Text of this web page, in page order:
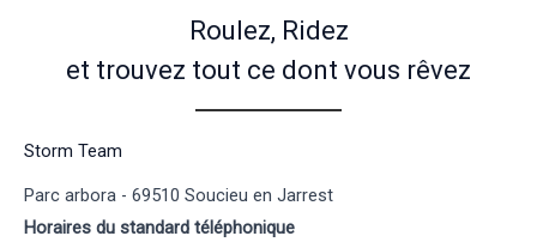
Roulez, Ridez
et trouvez tout ce dont vous rêvez
Storm Team
Parc arbora - 69510 Soucieu en Jarrest
Horaires du standard téléphonique